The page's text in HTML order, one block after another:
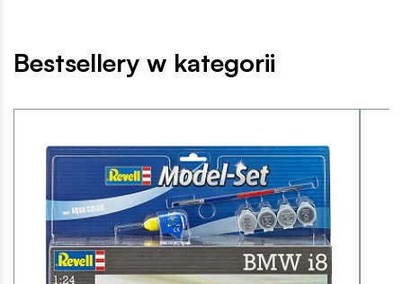
Bestsellery w kategorii